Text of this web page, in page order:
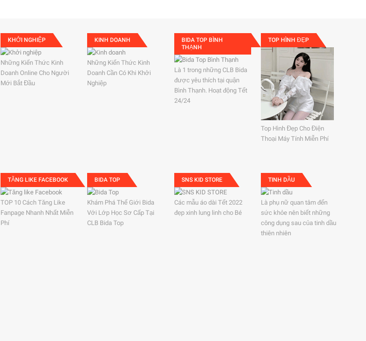
KHỞI NGHIỆP
Những Kiến Thức Kinh
Doanh Online Cho Người
Mới Bắt Đầu
KINH DOANH
Những Kiến Thức Kinh
Doanh Cần Có Khi Khởi
Nghiệp
BIDA TOP BÌNH
THẠNH
Là 1 trong những CLB Bida
được yêu thích tại quận
Bình Thạnh. Hoạt động Tết
24/24
TOP HÌNH ĐẸP
Top Hình Đẹp Cho Điện
Thoại Máy Tính Miễn Phí
TĂNG LIKE FACEBOOK
TOP 10 Cách Tăng Like
Fanpage Nhanh Nhất Miễn
Phí
BIDA TOP
Khám Phá Thế Giới Bida
Với Lớp Học Sơ Cấp Tại
CLB Bida Top
SNS KID STORE
Các mẫu áo dài Tết 2022
đẹp xinh lung linh cho Bé
TINH DẦU
Là phụ nữ quan tâm đến
sức khỏe nên biết những
công dụng sau của tinh dầu
thiên nhiên